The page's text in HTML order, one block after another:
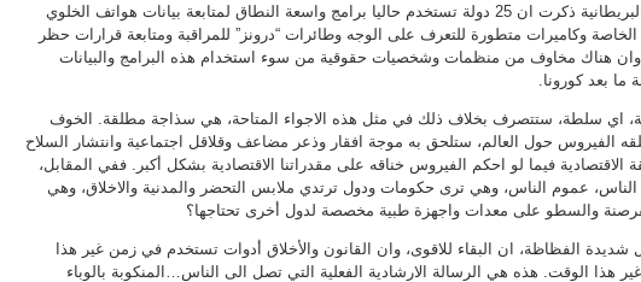
صحيفة “الغارديان” البريطانية ذكرت ان 25 دولة تستخدم حاليا برامج واسعة النطاق لمتابعة بيانات هواتف الخلوي
وكاميرات متطورة للتعرف على الوجه وطائرات “درونز” للمراقبة ومتابعة قرارات حظر
وان هناك مخاوف من منظمات وشخصيات حقوقية من سوء استخدام هذه البرامج والبيانات
ما بعد كورونا.
اي سلطة، ستتصرف بخلاف ذلك في مثل هذه الاجواء المتاحة، هي سذاجة مطلقة. الخوف
الفيروس حول العالم، ستلحق به موجة افقار وذعر مضاعف وقلاقل اجتماعية وانتشار السلاح
الاقتصادية فيما لو احكم الفيروس خناقه على مقدراتنا الاقتصادية بشكل أكبر. ففي المقابل،
الناس، عموم الناس، وهي ترى حكومات ودول ترتدي ملابس التحضر والمدنية والاخلاق، وهي
والسطو على معدات واجهزة طبية مخصصة لدول أخرى تحتاجها؟
شديدة الفظاظة، ان البقاء للاقوى، وان القانون والأخلاق أدوات تستخدم في زمن غير هذا
هذا الوقت. هذه هي الرسالة الارشادية الفعلية التي تصل الى الناس…المنكوبة بالوباء